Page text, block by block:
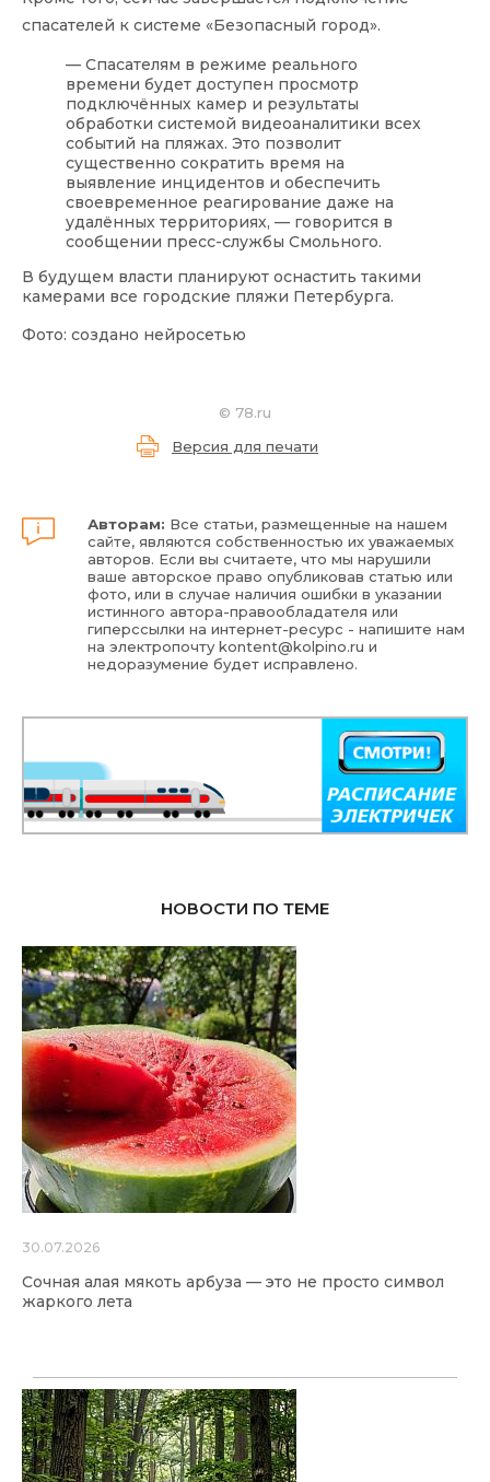
спасателей к системе «Безопасный город».
— Спасателям в режиме реального
времени будет доступен просмотр
подключённых камер и результаты
обработки системой видеоаналитики всех
событий на пляжах. Это позволит
существенно сократить время на
выявление инцидентов и обеспечить
своевременное реагирование даже на
удалённых территориях, — говорится в
сообщении пресс-службы Смольного.
В будущем власти планируют оснастить такими
камерами все городские пляжи Петербурга.
Фото: создано нейросетью
© 78.ru
Версия для печати
Авторам: Все статьи, размещенные на нашем
сайте, являются собственностью их уважаемых
авторов. Если вы считаете, что мы нарушили
ваше авторское право опубликовав статью или
фото, или в случае наличия ошибки в указании
истинного автора-правообладателя или
гиперссылки на интернет-ресурс - напишите нам
на электропочтуkontent@kolpino.ru и
недоразумение будет исправлено.
НОВОСТИ ПО ТЕМЕ
30.07.2026
Сочная алая мякоть арбуза — это не просто символ
жаркого лета